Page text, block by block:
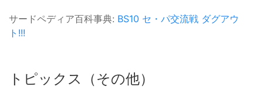
サードペディア百科事典: BS10 セ・パ交流戦 ダグアウ
ト!!!
トピックス（その他）